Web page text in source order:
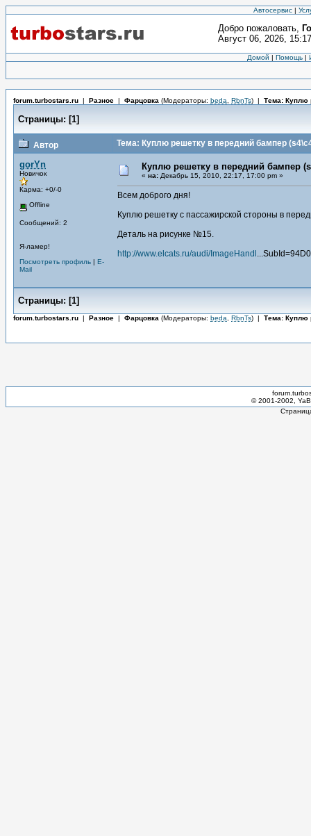
Автосервис |
Добро пожаловать,
Август 06, 2026,
Домой | Помощь |
forum.turbostars.ru | Разное | Фарцовка (Модераторы: beda RbnTs) | Тема: Куплю
Страницы: [1]
Автор Тема: Куплю решетку в передний бампер
gorYn
Новичок
Карма: +0/-0
Offline
Сообщений: 2
Я-ламер!
Посмотреть профиль | E-
Mail
Куплю решетку в передний бампер
« на: Декабрь 15, 2010, 22:17, 17:00 pm »
Всем доброго дня!
Куплю решетку с пассажирской стороны в
Деталь на рисунке №15.
http://www.elcats.ru/audi/ImageHandl
Страницы: [1]
forum.turbostars.ru | Разное | Фарцовка (Модераторы: beda RbnTs) | Тема: Куплю
© 2001-2002,